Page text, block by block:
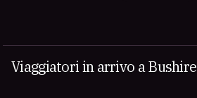
Viaggiatori in arrivo a Bushire